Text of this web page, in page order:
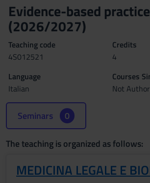
Evidence-based practice
(2026/2027)
Teaching code
4S012521
Credits
4
Language
Italian
Courses
Not
Seminars 0
The teaching is organized as follows:
MEDICINA LEGALE E